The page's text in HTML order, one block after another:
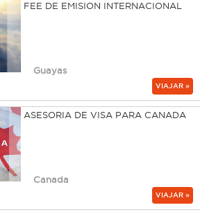
FEE DE EMISION INTERNACIONAL
Guayas
VIAJAR »
ASESORIA DE VISA PARA CANADA
Canada
VIAJAR »